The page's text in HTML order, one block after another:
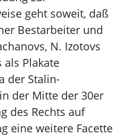
geht soweit, daß
Bestarbeiter und
N. Izotovs
als Plakate
der Stalin-
der Mitte der 30er
des Rechts auf
eine weitere Facette